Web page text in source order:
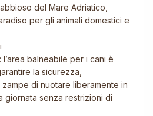
del Mare Adriatico,
per gli animali domestici e
balneabile per i cani è
la sicurezza,
di nuotare liberamente in
giornata senza restrizioni di